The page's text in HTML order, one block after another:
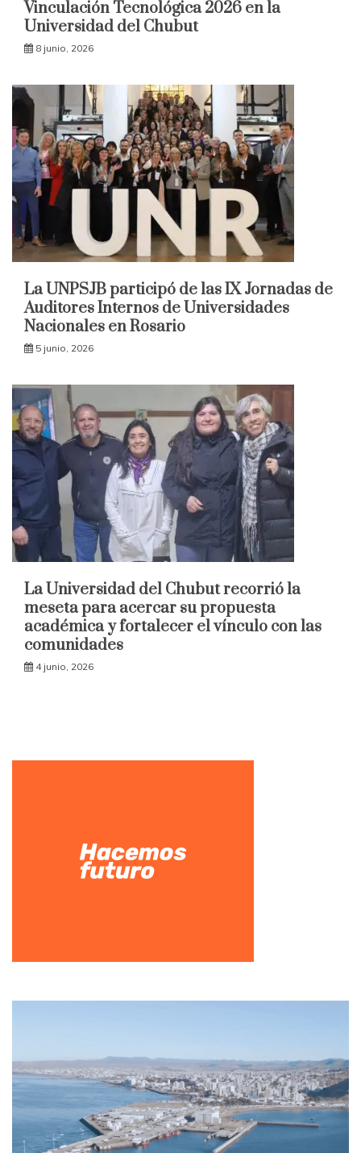
Vinculación Tecnológica 2026 en la
Universidad del Chubut
8 junio, 2026
La UNPSJB participó de las IX Jornadas de
Auditores Internos de Universidades
Nacionales en Rosario
5 junio, 2026
La Universidad del Chubut recorrió la
meseta para acercar su propuesta
académica y fortalecer el vínculo con las
comunidades
4 junio, 2026